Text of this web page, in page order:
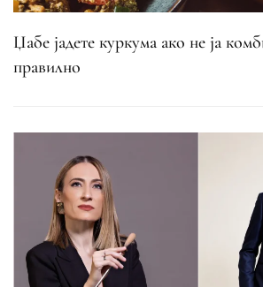
Џабе јадете куркума ако не ја
правилно